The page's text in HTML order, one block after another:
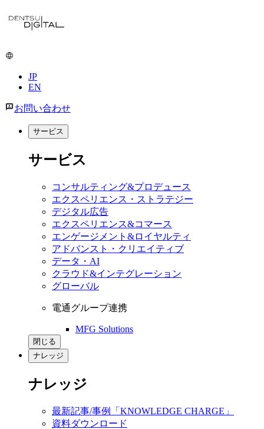
メ
コ
ツ
JP
EN
お問い合わせ
サービス
サービス
コンサルティング&プロデュース
エクスペリエンス・ストラテジー
デジタル広告
エクスペリエンス&コマース
エンゲージメント&ロイヤルティ
アドバンスト・クリエイティブ
データ・AI
クラウド&インテグレーション
グローバル
電通グループ連携
MFG Solutions
閉じる
ナレッジ
ナレッジ
最新記事/事例「KNOWLEDGE CHARGE」
資料ダウンロード